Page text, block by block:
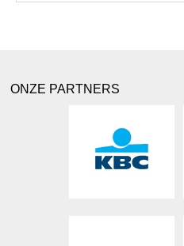
ONZE PARTNERS